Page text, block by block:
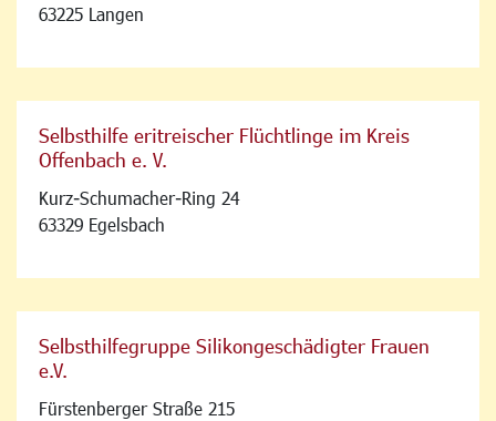
63225 Langen
Selbsthilfe eritreischer Flüchtlinge im Kreis
Offenbach e. V.
Kurz-Schumacher-Ring 24
63329 Egelsbach
Selbsthilfegruppe Silikongeschädigter Frauen
e.V.
Fürstenberger Straße 215